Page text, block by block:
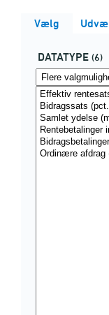
Vælg
DATATYPE (6)